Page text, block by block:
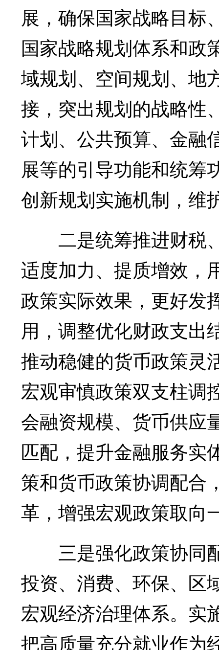
展，确保国家战略目标
国家战略规划体系和政
域规划、空间规划、地
接，突出规划的战略性
计划、公共预算、金融
展等的引导功能和统筹
创新规划实施机制，维
二是统筹推进财税
适度加力、提质增效，
政策实际效果，更好发
用，调整优化财政支出
推动稳健的货币政策灵
宏观审慎政策双支柱调
会融资规模、货币供应
匹配，提升金融服务实
策和货币政策协调配合
革，增强宏观政策取向
三是强化政策协同
投资、消费、环保、区
宏观经济治理体系。实
把高质量充分就业作为